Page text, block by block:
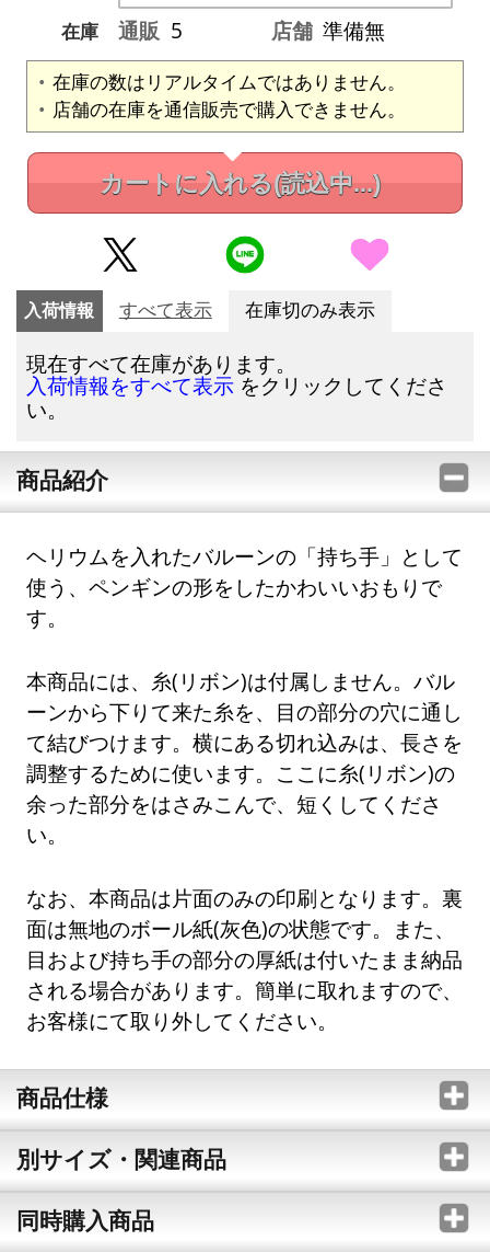
在庫
通販 5 店舗 準備無
在庫の数はリアルタイムではありません。
店舗の在庫を通信販売で購入できません。
カートに入れる(読込中...)
入荷情報 すべて表示 在庫切のみ表示
現在すべて在庫があります。
入荷情報をすべて表示 をクリックしてくださ
い。
商品紹介
ヘリウムを入れたバルーンの「持ち手」として
使う、ペンギンの形をしたかわいいおもりで
す。
本商品には、糸(リボン)は付属しません。バル
ーンから下りて来た糸を、目の部分の穴に通し
て結びつけます。横にある切れ込みは、長さを
調整するために使います。ここに糸(リボン)の
余った部分をはさみこんで、短くしてくださ
い。
なお、本商品は片面のみの印刷となります。裏
面は無地のボール紙(灰色)の状態です。また、
目および持ち手の部分の厚紙は付いたまま納品
される場合があります。簡単に取れますので、
お客様にて取り外してください。
商品仕様
別サイズ・関連商品
同時購入商品